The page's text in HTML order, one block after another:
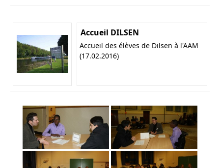
Accueil DILSEN
Accueil des élèves de Dilsen à l'AAM
(17.02.2016)